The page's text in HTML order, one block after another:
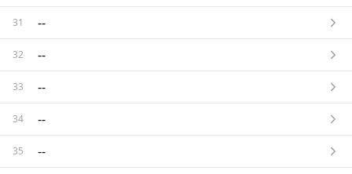
31 --
32 --
33 --
34 --
35 --